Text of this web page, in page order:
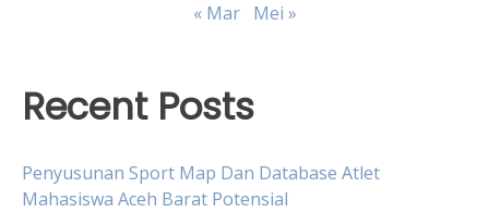
« Mar Mei »
Recent Posts
Penyusunan Sport Map Dan Database Atlet
Mahasiswa Aceh Barat Potensial